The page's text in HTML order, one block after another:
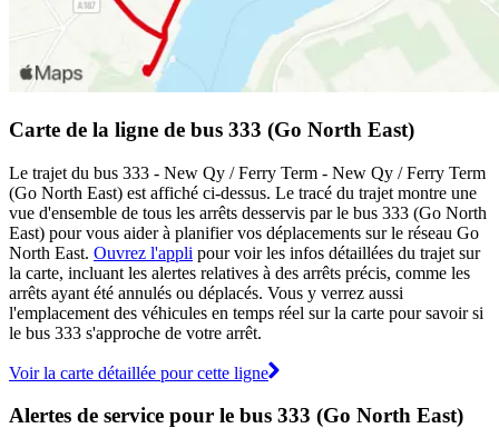
Carte de la ligne de bus 333 (Go North East)
Le trajet du bus 333 - New Qy / Ferry Term - New Qy / Ferry Term
(Go North East) est affiché ci-dessus. Le tracé du trajet montre une
vue d'ensemble de tous les arrêts desservis par le bus 333 (Go North
East) pour vous aider à planifier vos déplacements sur le réseau Go
North East. Ouvrez l'appli pour voir les infos détaillées du trajet sur
la carte, incluant les alertes relatives à des arrêts précis, comme les
arrêts ayant été annulés ou déplacés. Vous y verrez aussi
l'emplacement des véhicules en temps réel sur la carte pour savoir si
le bus 333 s'approche de votre arrêt.
Voir la carte détaillée pour cette ligne
Alertes de service pour le bus 333 (Go North East)